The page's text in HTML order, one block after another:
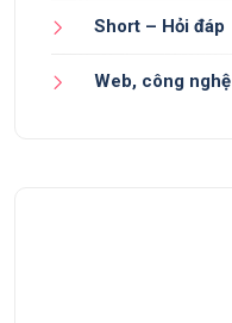
Short – Hỏi đáp
Web, công nghệ